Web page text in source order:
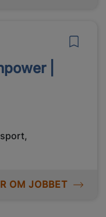
|
OM JOBBET